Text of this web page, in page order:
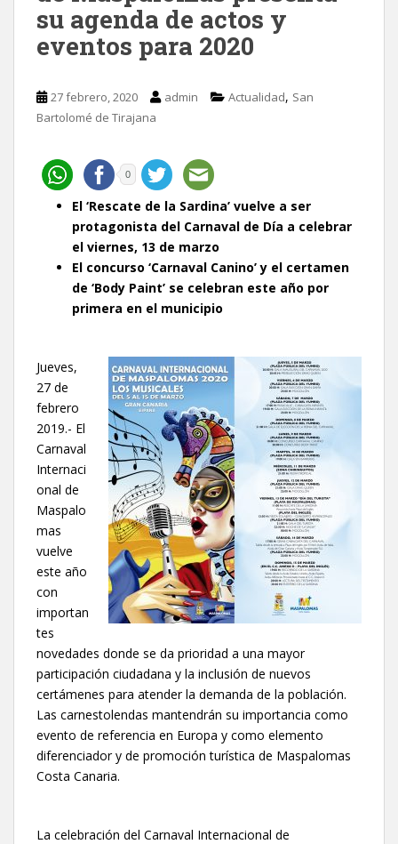
su agenda de actos y
eventos para 2020
27 febrero, 2020 admin Actualidad, San
Bartolomé de Tirajana
0
El ‘Rescate de la Sardina’ vuelve a ser
protagonista del Carnaval de Día a celebrar
el viernes, 13 de marzo
El concurso ‘Carnaval Canino’ y el certamen
de ‘Body Paint’ se celebran este año por
primera en el municipio
Jueves,
27 de
febrero
2019.- El
Carnaval
Internaci
onal de
Maspalo
mas
vuelve
este año
con
importan
tes
novedades donde se da prioridad a una mayor
participación ciudadana y la inclusión de nuevos
certámenes para atender la demanda de la población.
Las carnestolendas mantendrán su importancia como
evento de referencia en Europa y como elemento
diferenciador y de promoción turística de Maspalomas
Costa Canaria.
La celebración del Carnaval Internacional de